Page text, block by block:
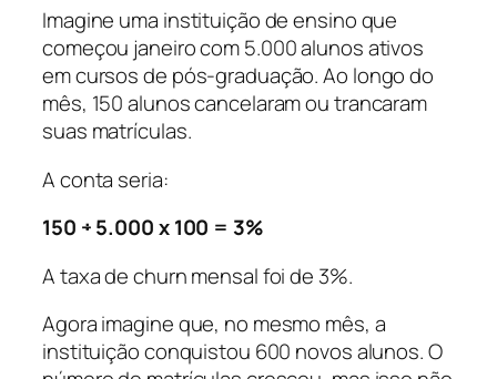
Imagine uma instituição de ensino que
começou janeiro com 5.000 alunos ativos
em cursos de pós-graduação. Ao longo do
mês, 150 alunos cancelaram ou trancaram
suas matrículas.
A conta seria:
150 ÷ 5.000 x 100 = 3%
A taxa de churn mensal foi de 3%.
Agora imagine que, no mesmo mês, a
instituição conquistou 600 novos alunos. O